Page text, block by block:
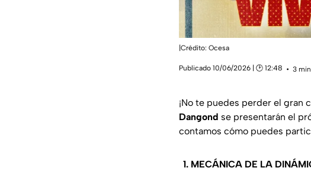
|Crédito: Ocesa
Publicado 10/06/2026 | 🕑 12:48 3
¡No te puedes perder el gran
Dangond se presentarán el
contamos cómo puedes
1. MECÁNICA DE LA